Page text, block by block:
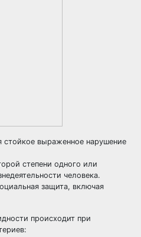
стойкое выраженное нарушение
степени одного или
человека.
защита, включая
происходит при